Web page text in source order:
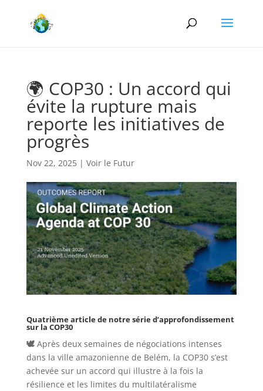
🌍 COP30 : Un accord qui
évite la rupture mais
reporte les initiatives de
progrès
Nov 22, 2025| Voir le Futur
Quatrième article de notre série d’approfondissement
sur la COP30
🕊️Après deux semaines de négociations intenses
dans la ville amazonienne de Belém, la COP30 s’est
achevée sur un accord qui illustre à la fois la
résilience et les limites du multilatéralisme